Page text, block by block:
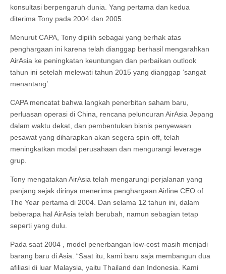
konsultasi berpengaruh dunia. Yang pertama dan kedua
diterima Tony pada 2004 dan 2005.
Menurut CAPA, Tony dipilih sebagai yang berhak atas
penghargaan ini karena telah dianggap berhasil mengarahkan
AirAsia ke peningkatan keuntungan dan perbaikan outlook
tahun ini setelah melewati tahun 2015 yang dianggap ‘sangat
menantang’.
CAPA mencatat bahwa langkah penerbitan saham baru,
perluasan operasi di China, rencana peluncuran AirAsia Jepang
dalam waktu dekat, dan pembentukan bisnis penyewaan
pesawat yang diharapkan akan segera spin-off, telah
meningkatkan modal perusahaan dan mengurangi leverage
grup.
Tony mengatakan AirAsia telah mengarungi perjalanan yang
panjang sejak dirinya menerima penghargaan Airline CEO of
The Year pertama di 2004. Dan selama 12 tahun ini, dalam
beberapa hal AirAsia telah berubah, namun sebagian tetap
seperti yang dulu.
Pada saat 2004 , model penerbangan low-cost masih menjadi
barang baru di Asia. “Saat itu, kami baru saja membangun dua
afiliasi di luar Malaysia, yaitu Thailand dan Indonesia. Kami